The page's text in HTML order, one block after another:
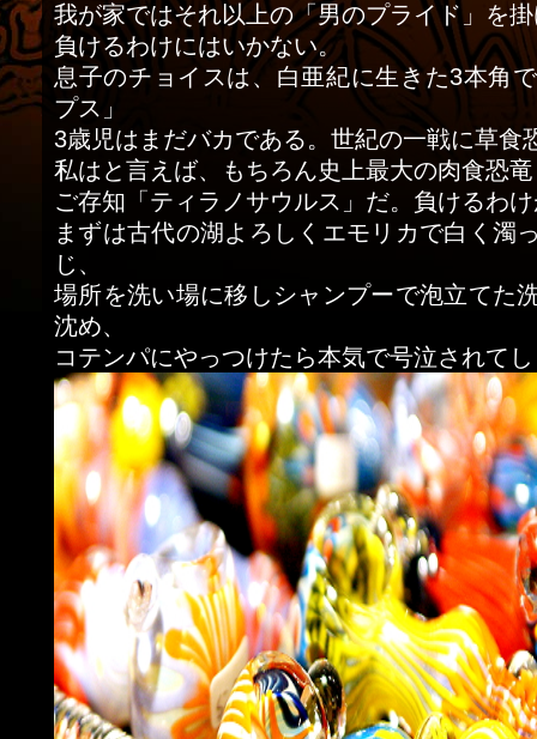
我が家ではそれ以上の「男のプライド」を
負けるわけにはいかない。
息子のチョイスは、白亜紀に生きた3本角
プス」
3歳児はまだバカである。世紀の一戦に草食
私はと言えば、もちろん史上最大の肉食恐
ご存知「ティラノサウルス」だ。負けるわ
まずは古代の湖よろしくエモリカで白く濁
じ、
場所を洗い場に移しシャンプーで泡立てた
沈め、
コテンパにやっつけたら本気で号泣されて